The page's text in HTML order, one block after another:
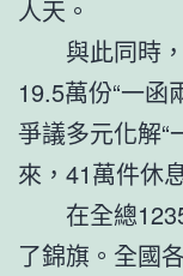
人天。
與此同時
19.5萬份“一函
爭議多元化解“
來，41萬件休
在全總
了錦旗。全國